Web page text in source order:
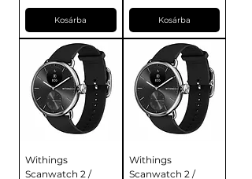
Kosárba Kosárba
Withings
Scanwatch 2 /
Withings
Scanwatch 2 /